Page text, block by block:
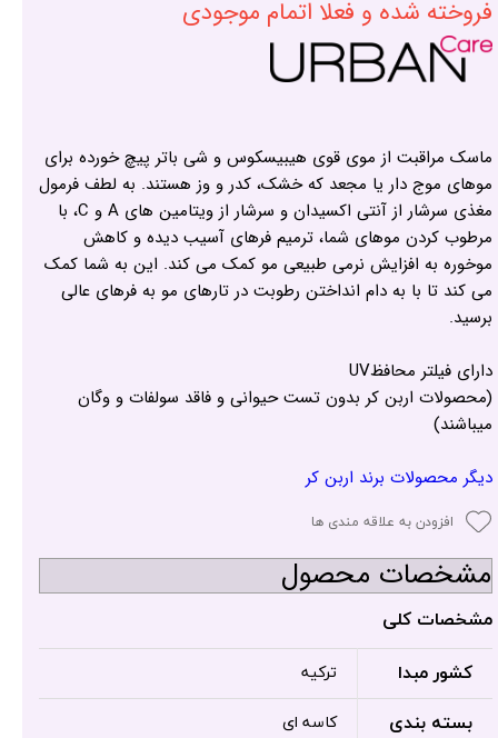
فروخته شده و فعلا اتمام موجودی
ماسک مراقبت از موی قوی هیبیسکوس و شی باتر پیچ خورده برای
موهای موج دار یا مجعد که خشک، کدر و وز هستند. به لطف فرمول
مغذی سرشار از آنتی اکسیدان و سرشار از ویتامین های A و C، با
مرطوب کردن موهای شما، ترمیم فرهای آسیب دیده و کاهش
موخوره به افزایش نرمی طبیعی مو کمک می کند. این به شما کمک
می کند تا با به دام انداختن رطوبت در تارهای مو به فرهای عالی
برسید.
دارای فیلتر محافظUV
(محصولات اربن کر بدون تست حیوانی و فاقد سولفات و وگان
میباشند)
دیگر محصولات برند اربن کر
افزودن به علاقه مندی ها
مشخصات محصول
مشخصات کلی
کشور مبدا ترکیه
بسته بندی کاسه ای